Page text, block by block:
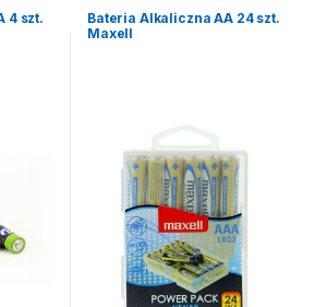
4 szt.
Bateria Alkaliczna AA 24 szt.
Maxell